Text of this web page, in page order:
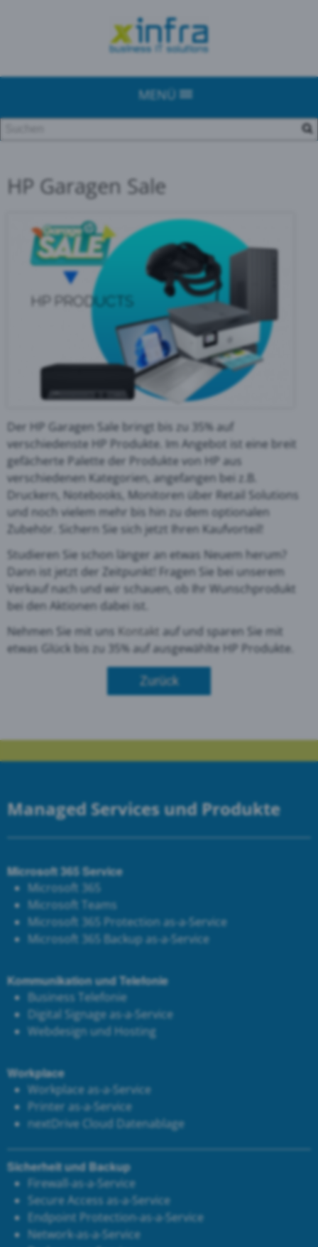
MENÜ
HP Garagen Sale
Der HP Garagen Sale bringt bis zu 35% auf
verschiedenste HP Produkte. Im Angebot ist eine breit
gefächerte Palette der Produkte von HP aus
verschiedenen Kategorien, angefangen bei z.B.
Druckern, Notebooks, Monitoren über Retail Solutions
und noch vielem mehr bis hin zu dem optionalen
Zubehör. Sichern Sie sich jetzt Ihren Kaufvorteil!
Studieren Sie schon länger an etwas Neuem herum?
Dann ist jetzt der Zeitpunkt! Fragen Sie bei unserem
Verkauf nach und wir schauen, ob Ihr Wunschprodukt
bei den Aktionen dabei ist.
Nehmen Sie mit uns Kontakt auf und sparen Sie mit
etwas Glück bis zu 35% auf ausgewählte HP Produkte.
Zurück
Managed Services und Produkte
Microsoft 365 Service
Microsoft 365
Microsoft Teams
Microsoft 365 Protection as-a-Service
Microsoft 365 Backup as-a-Service
Kommunikation und Telefonie
Business Telefonie
Digital Signage as-a-Service
Webdesign und Hosting
Workplace
Workplace as-a-Service
Printer as-a-Service
nextDrive Cloud Datenablage
Sicherheit und Backup
Firewall-as-a-Service
Secure Access as-a-Service
Endpoint Protection-as-a-Service
Network-as-a-Service